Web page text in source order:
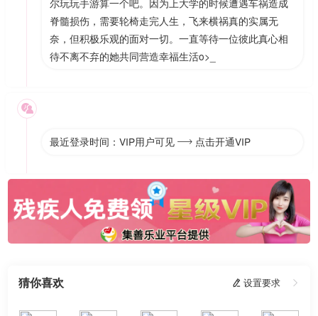
脊髓损伤，需要轮椅走完人生，飞来横祸真的实属无
奈，但积极乐观的面对一切。一直等待一位彼此真心相
待不离不弃的她共同营造幸福生活o>_

最近登录时间：VIP用户可见  点击开通VIP
猜你喜欢  设置要求 